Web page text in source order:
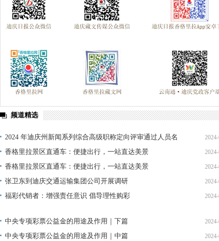
频道精选
2024 年迪庆州新闻系列综合高级职称定向评审通过人员名
单公示
香格里拉景区直通车：便捷出行，一站直达美景
香格里拉景区直通车：便捷出行，一站直达美景
张卫东到迪庆交通运输集团公司开展调研
福彩代销者：增强责任意识 倡导理性购彩
中央专项彩票公益金的用途及作用｜下篇
中央专项彩票公益金的用途及作用｜中篇